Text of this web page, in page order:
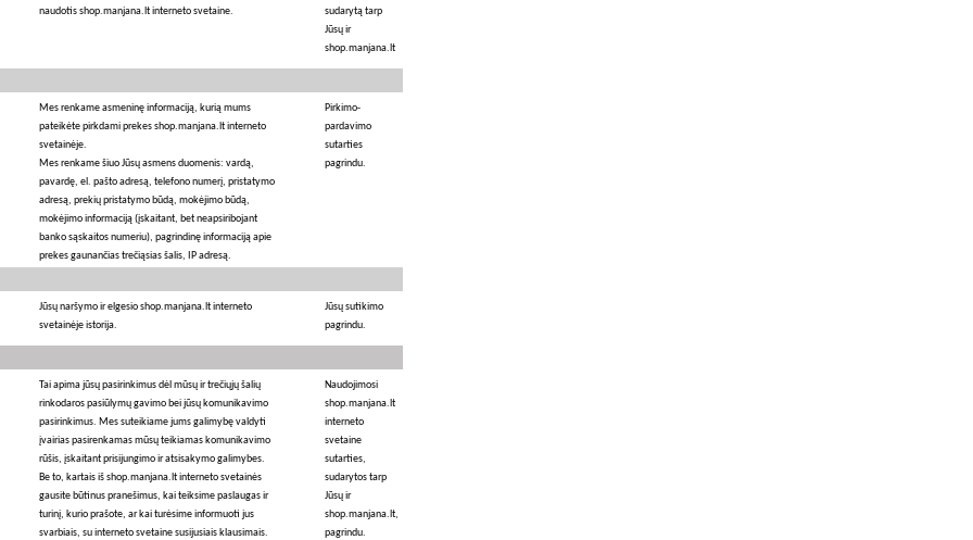
naudotis shop.manjana.lt interneto svetaine.
sudarytą tarp
Jūsų ir
shop.manjana.lt
Mes renkame asmeninę informaciją, kurią mums
pateikėte pirkdami prekes shop.manjana.lt interneto
svetainėje.
Mes renkame šiuo Jūsų asmens duomenis: vardą,
pavardę, el. pašto adresą, telefono numerį, pristatymo
adresą, prekių pristatymo būdą, mokėjimo būdą,
mokėjimo informaciją (įskaitant, bet neapsiribojant
banko sąskaitos numeriu), pagrindinę informaciją apie
prekes gaunančias trečiąsias šalis, IP adresą.
Pirkimo-
pardavimo
sutarties
pagrindu.
Jūsų naršymo ir elgesio shop.manjana.lt interneto
svetainėje istorija.
Jūsų sutikimo
pagrindu.
Tai apima jūsų pasirinkimus dėl mūsų ir trečiųjų šalių
rinkodaros pasiūlymų gavimo bei jūsų komunikavimo
pasirinkimus. Mes suteikiame jums galimybę valdyti
įvairias pasirenkamas mūsų teikiamas komunikavimo
rūšis, įskaitant prisijungimo ir atsisakymo galimybes.
Be to, kartais iš shop.manjana.lt interneto svetainės
gausite būtinus pranešimus, kai teiksime paslaugas ir
turinį, kurio prašote, ar kai turėsime informuoti jus
svarbiais, su interneto svetaine susijusiais klausimais.
Naudojimosi
shop.manjana.lt
interneto
svetaine
sutarties,
sudarytos tarp
Jūsų ir
shop.manjana.lt,
pagrindu.